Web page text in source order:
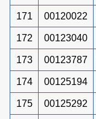
171 00120022
172 00123040
173 00123787
174 00125194
175 00125292